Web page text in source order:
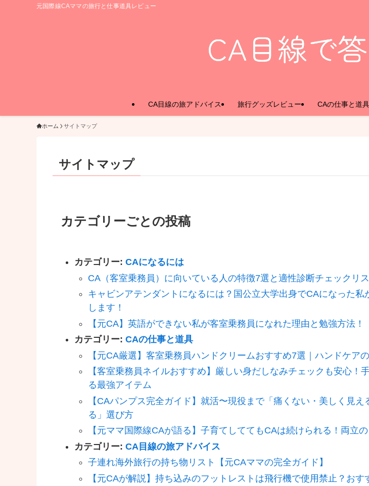
元国際線CAママの旅行と仕事道具レビュー
CA目線の旅アドバイス 旅行グッズレビュー CAの仕事と道具
ホーム サイトマップ
サイトマップ
カテゴリーごとの投稿
カテゴリー: CAになるには
CA（客室乗務員）に向いている人の特徴7選と適性診断チェックリ
キャビンアテンダントになるには？国公立大学出身でCAになった私
します！
【元CA】英語ができない私が客室乗務員になれた理由と勉強方法！
カテゴリー: CAの仕事と道具
【元CA厳選】客室乗務員ハンドクリームおすすめ7選｜ハンドケア
【客室乗務員ネイルおすすめ】厳しい身だしなみチェックも安心！
る最強アイテム
【CAパンプス完全ガイド】就活〜現役まで「痛くない・美しく見え
る」選び方
【元ママ国際線CAが語る】子育てしててもCAは続けられる！両立
カテゴリー: CA目線の旅アドバイス
子連れ海外旅行の持ち物リスト【元CAママの完全ガイド】
【元CAが解説】持ち込みのフットレストは飛行機で使用禁止？おす